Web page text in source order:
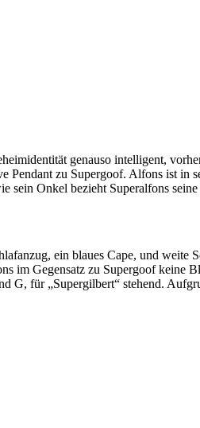
genauso intelligent,
zu Supergoof. Alfons ist in
sein Onkel bezieht Superalfons
ein blaues Cape, und weite
im Gegensatz zu Supergoof keine
für „Supergilbert“ stehend.